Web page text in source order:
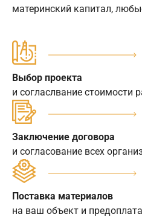
материнский капитал,
Выбор проекта
и согласлвание стоимости
Заключение договора
и согласование всех
Поставка материалов
на ваш объект и